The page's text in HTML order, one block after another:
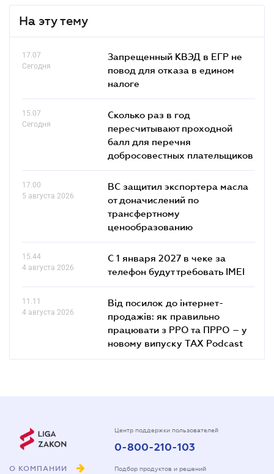
На эту тему
17.07
Сегодня
Запрещенный КВЭД в ЕГР не
повод для отказа в едином
налоге
15.07
Сегодня
Сколько раз в год
пересчитывают проходной
балл для перечня
добросовестных плательщиков
17.00
5 августа 2026
ВС защитил экспортера масла
от доначислений по
трансфертному
ценообразованию
15.44
4 августа 2026
С 1 января 2027 в чеке за
телефон будут требовать IMEI
11.11
4 августа 2026
Від посилок до інтернет-
продажів: як правильно
працювати з РРО та ПРРО – у
новому випуску TAX Podcast
О КОМПАНИИ
Центр поддержки пользователей
0-800-210-103
Подбор продуктов и решений